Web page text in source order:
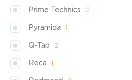
Prime Technics 2
Pyramida 1
Q-Tap 2
Reca 1